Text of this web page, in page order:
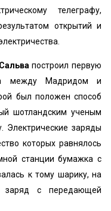
телеграфу,
открытий и
построил первую
между Мадридом и
был положен способ
шотландским ученым
Электрические заряды
которых равнялось
станции бумажка с
к тому шарику, на
заряд с передающей